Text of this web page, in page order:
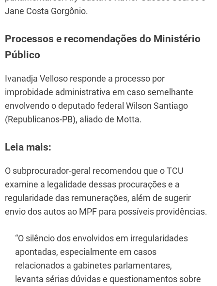
Jane Costa Gorgônio.
Processos e recomendações do Ministério
Público
Ivanadja Velloso responde a processo por
improbidade administrativa em caso semelhante
envolvendo o deputado federal Wilson Santiago
(Republicanos-PB), aliado de Motta.
Leia mais:
O subprocurador-geral recomendou que o TCU
examine a legalidade dessas procurações e a
regularidade das remunerações, além de sugerir
envio dos autos ao MPF para possíveis providências.
“O silêncio dos envolvidos em irregularidades
apontadas, especialmente em casos
relacionados a gabinetes parlamentares,
levanta sérias dúvidas e questionamentos sobre